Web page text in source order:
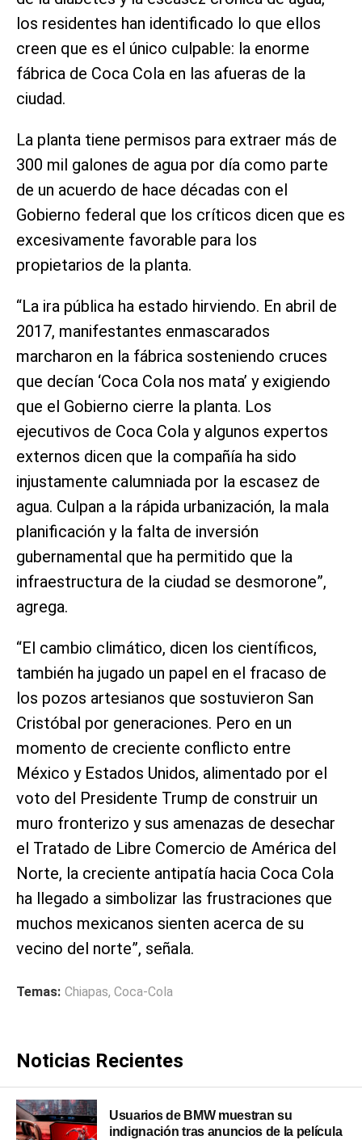
los residentes han identificado lo que ellos
creen que es el único culpable: la enorme
fábrica de Coca Cola en las afueras de la
ciudad.
La planta tiene permisos para extraer más de
300 mil galones de agua por día como parte
de un acuerdo de hace décadas con el
Gobierno federal que los críticos dicen que es
excesivamente favorable para los
propietarios de la planta.
“La ira pública ha estado hirviendo. En abril de
2017, manifestantes enmascarados
marcharon en la fábrica sosteniendo cruces
que decían ‘Coca Cola nos mata’ y exigiendo
que el Gobierno cierre la planta. Los
ejecutivos de Coca Cola y algunos expertos
externos dicen que la compañía ha sido
injustamente calumniada por la escasez de
agua. Culpan a la rápida urbanización, la mala
planificación y la falta de inversión
gubernamental que ha permitido que la
infraestructura de la ciudad se desmorone”,
agrega.
“El cambio climático, dicen los científicos,
también ha jugado un papel en el fracaso de
los pozos artesianos que sostuvieron San
Cristóbal por generaciones. Pero en un
momento de creciente conflicto entre
México y Estados Unidos, alimentado por el
voto del Presidente Trump de construir un
muro fronterizo y sus amenazas de desechar
el Tratado de Libre Comercio de América del
Norte, la creciente antipatía hacia Coca Cola
ha llegado a simbolizar las frustraciones que
muchos mexicanos sienten acerca de su
vecino del norte”, señala.
Temas: Chiapas, Coca-Cola
Noticias Recientes
Usuarios de BMW muestran su
indignación tras anuncios de la película